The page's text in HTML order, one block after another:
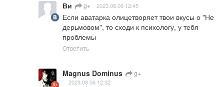
Ви g+ 2023.08.06 12:45
Если аватарка олицетворяет твои вкусы о "Не
дерьмовом", то сходи к психологу, у тебя
проблемы
Ответить
Magnus Dominus g+
2023.08.06 12:32